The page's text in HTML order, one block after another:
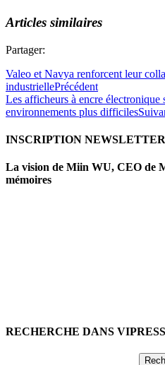
Articles similaires
Partager:
Valeo et Navya renforcent leur
industriellePrécédent
Les afficheurs à encre électronique
environnements plus difficiles
INSCRIPTION NEWSLETTER
La vision de Miin WU, CEO de
mémoires
RECHERCHE DANS